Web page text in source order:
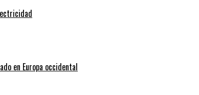
en Europa occidental